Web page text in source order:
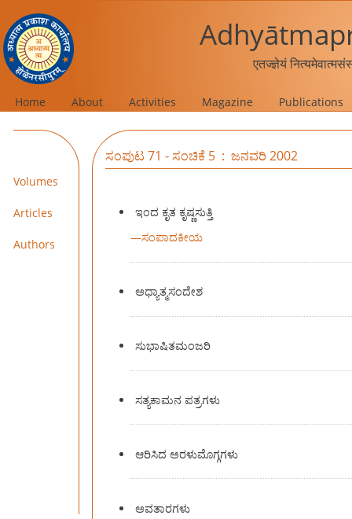
एतज्ज्ञेयं
Home About Activities Magazine Publications
Volumes
Articles
Authors
ಸಂಪುಟ 71 - ಸಂಚಿಕೆ 5 : ಜನವರಿ 2002
ಇಂದ ಕೃತ ಕೃಷ್ಣಸುತ್ತಿ
—ಸಂಪಾದಕೀಯ
ಅಧ್ಯಾತ್ಮಸಂದೇಶ
ಸುಭಾಷಿತಮಂಜರಿ
ಸತ್ಯಕಾಮನ ಪತ್ರಗಳು
ಆರಿಸಿದ ಅರಳುಮೊಗ್ಗಗಳು
ಅವತಾರಗಳು